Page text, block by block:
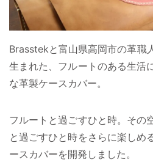
Brasstekと富山県高岡市の革職
生まれた、フルートのある生活
な革製ケースカバー。
フルートと過ごすひと時。その
と過ごすひと時をさらに楽しめ
ースカバーを開発しました。